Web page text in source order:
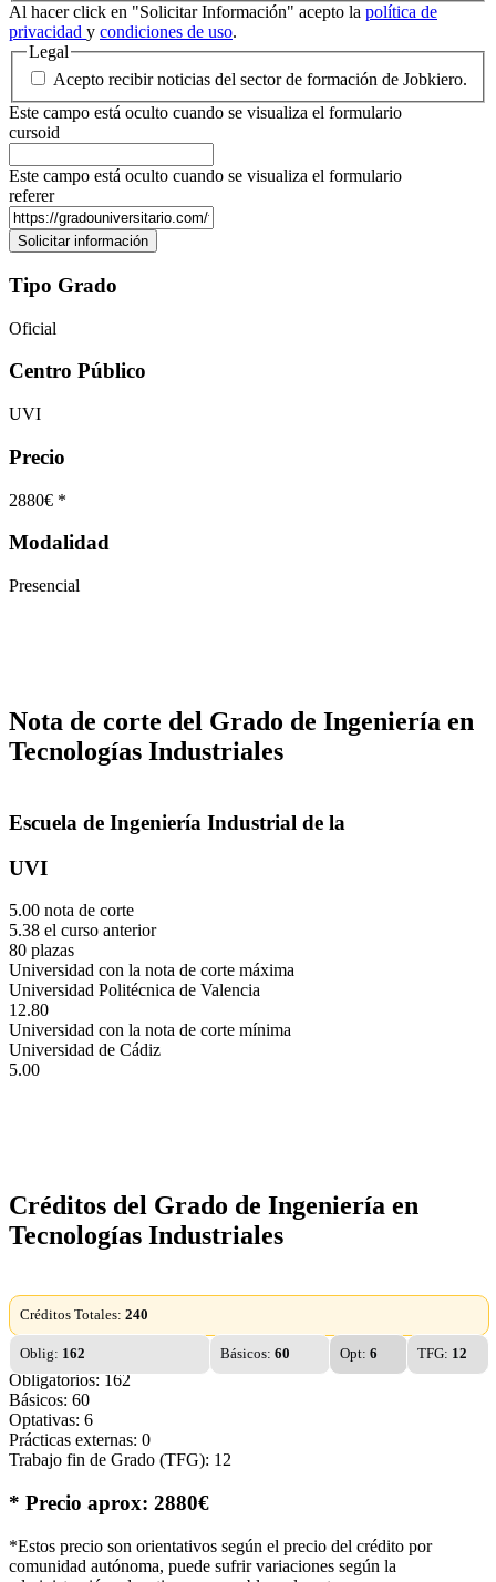
Al hacer click en "Solicitar Información" acepto la política de
privacidad y condiciones de uso.
Legal
Acepto recibir noticias del sector de formación de Jobkiero.
Este campo está oculto cuando se visualiza el formulario
cursoid
Este campo está oculto cuando se visualiza el formulario
referer
Tipo Grado
Oficial
Centro Público
UVI
Precio
2880€ *
Modalidad
Presencial
Nota de corte del Grado de Ingeniería en
Tecnologías Industriales
Escuela de Ingeniería Industrial de la
UVI
5.00 nota de corte
5.38 el curso anterior
80 plazas
Universidad con la nota de corte máxima
Universidad Politécnica de Valencia
12.80
Universidad con la nota de corte mínima
Universidad de Cádiz
5.00
Créditos del Grado de Ingeniería en
Tecnologías Industriales
Créditos Totales: 240
Oblig: 162 Básicos:60 Opt:6 TFG: 12
Obligatorios: 162
Básicos: 60
Optativas: 6
Prácticas externas: 0
Trabajo fin de Grado (TFG): 12
* Precio aprox: 2880€
*Estos precio son orientativos según el precio del crédito por
comunidad autónoma, puede sufrir variaciones según la